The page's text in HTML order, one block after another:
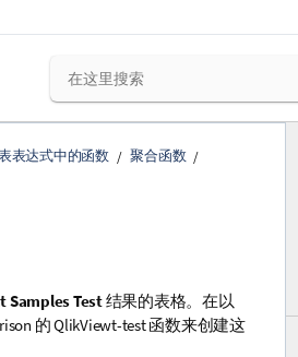
表达式中的函数
聚合函数
Samples Test结果的表格。在以
的QlikViewt-test函数来创建这